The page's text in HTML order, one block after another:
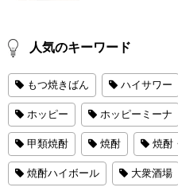
人気のキーワード
もつ焼きばん ハイサワー
ホッピー ホッピーミーナ
甲類焼酎 焼酎 焼酎
焼酎ハイボール 大衆酒場